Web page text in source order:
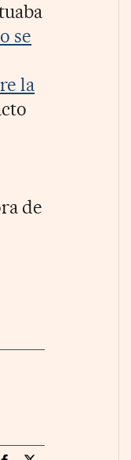
se
la
de